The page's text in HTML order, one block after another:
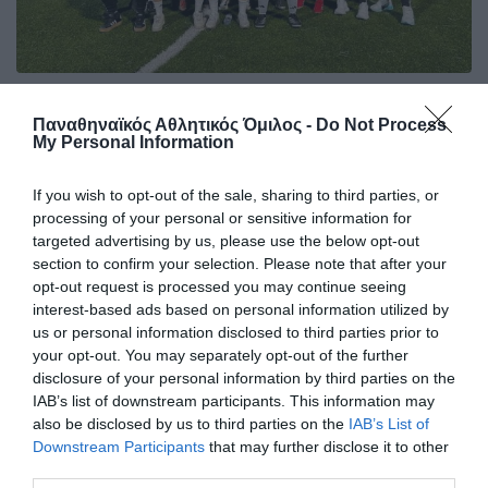
Παναθηναϊκός Αθλητικός Όμιλος - Do Not Process
My Personal Information
If you wish to opt-out of the sale, sharing to third parties, or
processing of your personal or sensitive information for
targeted advertising by us, please use the below opt-out
section to confirm your selection. Please note that after your
opt-out request is processed you may continue seeing
interest-based ads based on personal information utilized by
us or personal information disclosed to third parties prior to
your opt-out. You may separately opt-out of the further
disclosure of your personal information by third parties on the
IAB’s list of downstream participants. This information may
also be disclosed by us to third parties on the IAB’s List of
Downstream Participants that may further disclose it to other
Καρπενήσι – Παναθηναϊκός 4-2
Ο Παναθηναϊκός γνώρισε την εκτός έδρας ήττα στην
παράταση με 4-2 (1-1 κ.δ.) από το Καρπενήσι στον δεύτερο
02.05.2026 FUTSAL ΓΥΝΑΙΚΩΝ